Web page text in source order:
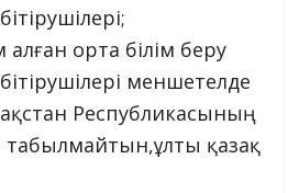
алған орта білім беру
меншетелде
Республикасының
қазақ